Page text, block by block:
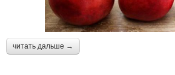
читать дальше →